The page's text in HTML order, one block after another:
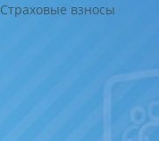
Страховые взносы